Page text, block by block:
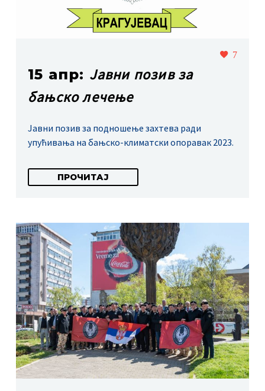
7
15 апр: Јавни позив за
бањско лечење
Јавни позив за подношење захтева ради
упућивања на бањско-климатски опоравак 2023.
ПРОЧИТАЈ